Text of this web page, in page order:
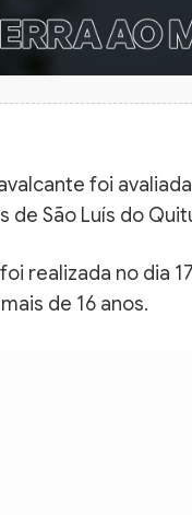
foi
de São Luís do
realizada no dia
de 16 anos.